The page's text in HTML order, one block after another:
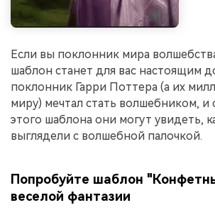
Если вы поклонник мира
шаблон станет для вас настоящим
поклонник Гарри Поттера (а их
миру) мечтал стать волшебником,
этого шаблона они могут увидеть,
выглядели с волшебной палочкой.
Попробуйте шаблон
веселой фантазии